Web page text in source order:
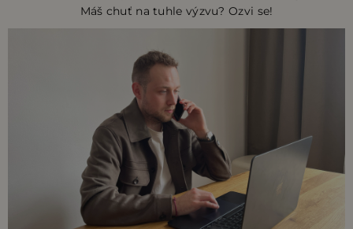
Máš chuť na tuhle výzvu? Ozvi se!